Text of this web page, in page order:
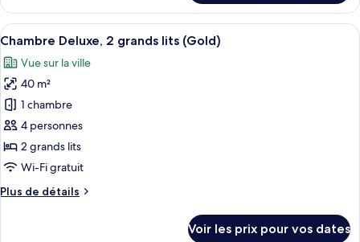
très
grand
lit
le
type
de
Chambre
Deluxe,
très
grand
lit
Afficher
toutes
les
photos
pour
ce
type
de
chambre :
Chambre
Une chambre d’hôtel avec un lit, un
5
Chambre Deluxe, 2 grands lits (Gold)
Vue sur la ville
40 m²
1 chambre
4 personnes
2 grands lits
Wi-Fi gratuit
Plus de détails
Plus
Voir les prix pour vos dates